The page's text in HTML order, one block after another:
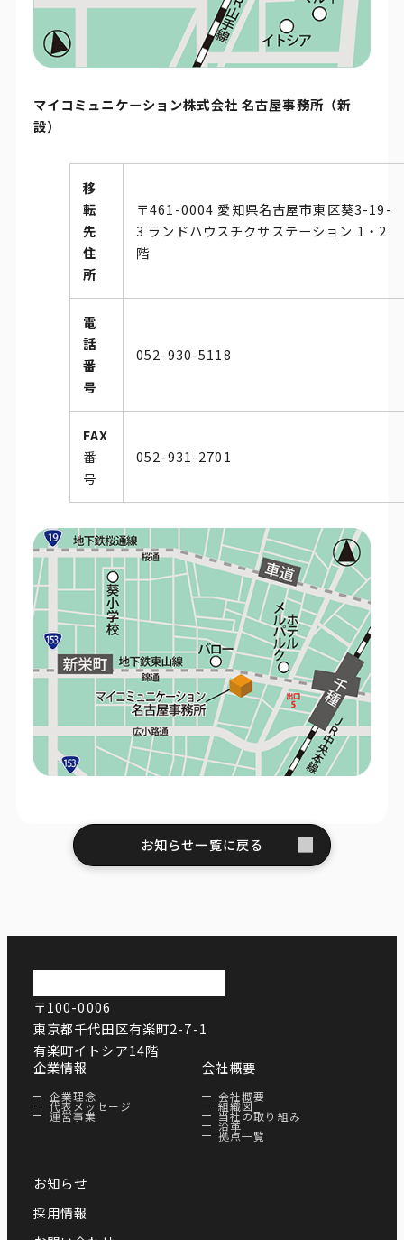
マイコミュニケーション株式会社 名古屋事務所（新
設）
移
転
先
住
所
〒461-0004 愛知県名古屋市東区葵3-19-
3 ランドハウスチクサステーション 1・2
階
電
話
番
号
052-930-5118
FAX
番
号
052-931-2701
お知らせ一覧に戻る
〒100-0006
東京都千代田区有楽町2-7-1
有楽町イトシア14階
企業情報
企業理念
代表メッセージ
運営事業
会社概要
会社概要
組織図
当社の取り組み
沿革
拠点一覧
お知らせ
採用情報